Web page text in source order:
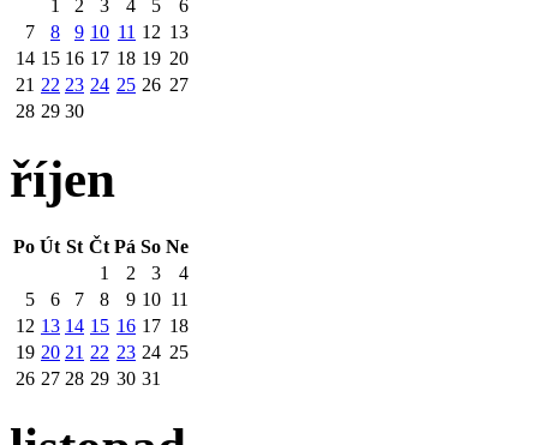
1
2 3 4 5
6
7
8 9 10 11 12 13
14 15 16 17 18 19 20
21 22 23 24 25 26 27
28 29 30
říjen
Po Út St Čt Pá So Ne
1
2 3
4
5
6 7 8 9 10 11
12 13 14 15 16 17 18
19 20 21 22 23 24 25
26 27 28 29 30 31